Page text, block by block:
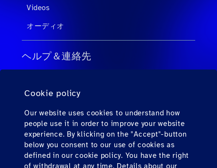
Cookie policy
Our website uses cookies to understand how
people use it in order to improve your website
experience. By klicking on the "Accept"-button
below you consent to our use of cookies as
defined in our cookie policy. You have the right
of withdrawal at any time. Details about our
Videos
オーディオ
ヘルプ＆連絡先
個人旅客向けのFAQ
連絡先
ダウンロード
Find us here